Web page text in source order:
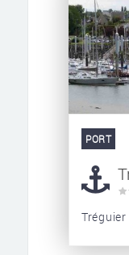
PORT
Tréguier